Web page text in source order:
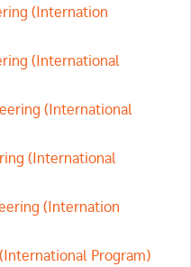
(Internation
(International
(International
(International
(Internation
Program)